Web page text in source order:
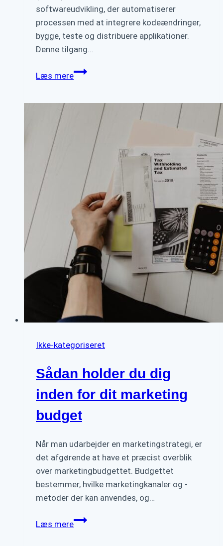
softwareudvikling, der automatiserer
processen med at integrere kodeændringer,
bygge, teste og distribuere applikationer.
Denne tilgang…
Læs mereKontinuerlig
deployment
frontend-
udviklere
Ikke-kategoriseret
Sådan holder du dig
inden for dit marketing
budget
Når man udarbejder en marketingstrategi, er
det afgørende at have et præcist overblik
over marketingbudgettet. Budgettet
bestemmer, hvilke marketingkanaler og -
metoder der kan anvendes, og…
Læs mereSådan